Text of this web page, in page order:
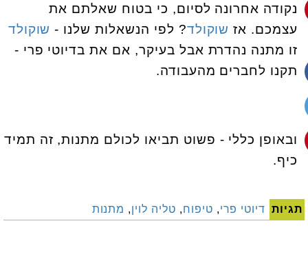
נקודה אחרונה לסיום, כי בטוח שאלתם את
עצמכם. אז שוקולד? לפי הנשאלות שלנו - שוקולד
זו מתנה נהדרת אבל בעיקר, אם את בדיוטי פרי -
תקנו לחברים מהעבודה.
ובאופן כללי - פשוט תביאו לכולם מתנות, זה תמיד
כיף.
תגיות דיוטי פרי, טיפוח, טליה לוין, מתנות